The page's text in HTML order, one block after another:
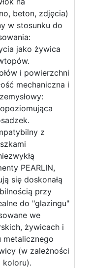
beton, zdjęcia)
w stosunku do
jako żywica
i powierzchni
mechaniczna i
z
PEARLIN,
się doskonałą
przy
do "glazingu"
we
żywicach i
metalicznego
(w zależności
koloru).